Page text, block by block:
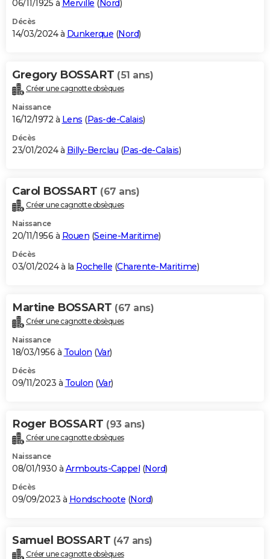
06/11/1925 à Merville ( Nord)
Décès
14/03/2024 à Dunkerque (Nord)
Gregory BOSSART (51 ans)
Créer une cagnotte obsèques
Naissance
16/12/1972 à Lens (Pas-de-Calais)
Décès
23/01/2024 à Billy-Berclau (Pas-de-Calais)
Carol BOSSART (67 ans)
Créer une cagnotte obsèques
Naissance
20/11/1956 à Rouen (Seine-Maritime)
Décès
03/01/2024 à la Rochelle (Charente-Maritime)
Martine BOSSART (67 ans)
Créer une cagnotte obsèques
Naissance
18/03/1956 à Toulon (Var)
Décès
09/11/2023 à Toulon (Var)
Roger BOSSART (93 ans)
Créer une cagnotte obsèques
Naissance
08/01/1930 à Armbouts-Cappel (Nord)
Décès
09/09/2023 à Hondschoote (Nord)
Samuel BOSSART (47 ans)
Créer une cagnotte obsèques